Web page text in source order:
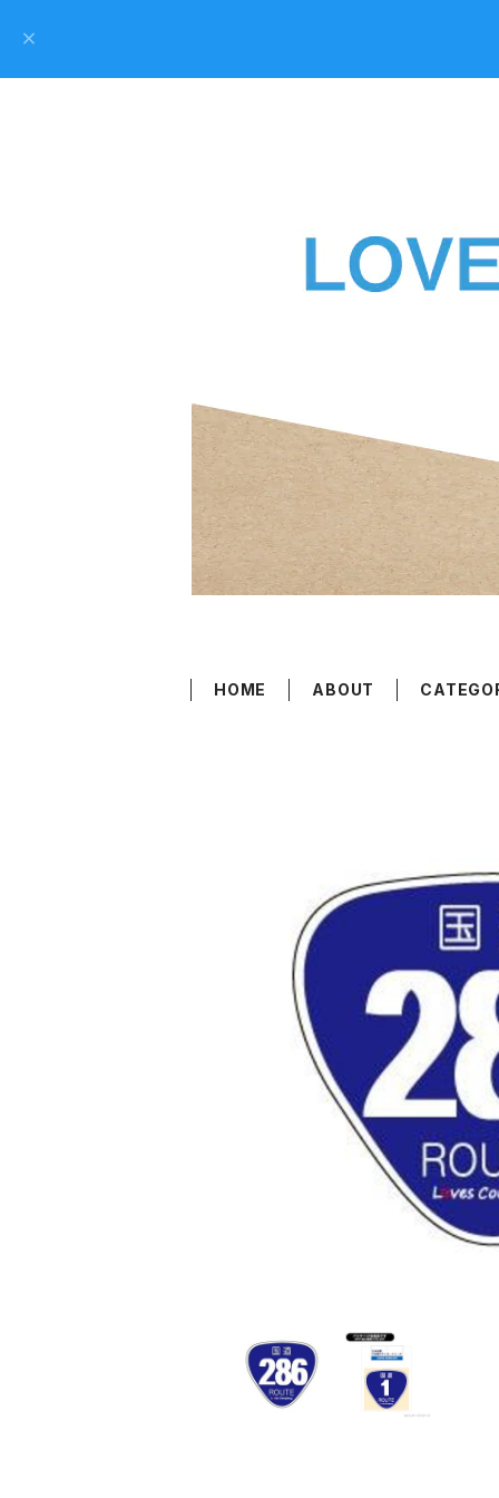
HOME ABOUT